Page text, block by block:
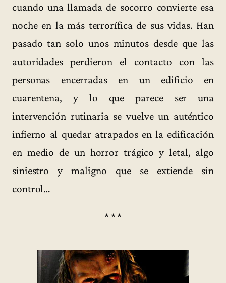
cuando una llamada de socorro convierte esa
noche en la más terrorífica de sus vidas. Han
pasado tan solo unos minutos desde que las
autoridades perdieron el contacto con las
personas encerradas en un edificio en
cuarentena, y lo que parece ser una
intervención rutinaria se vuelve un auténtico
infierno al quedar atrapados en la edificación
en medio de un horror trágico y letal, algo
siniestro y maligno que se extiende sin
control…
* * *